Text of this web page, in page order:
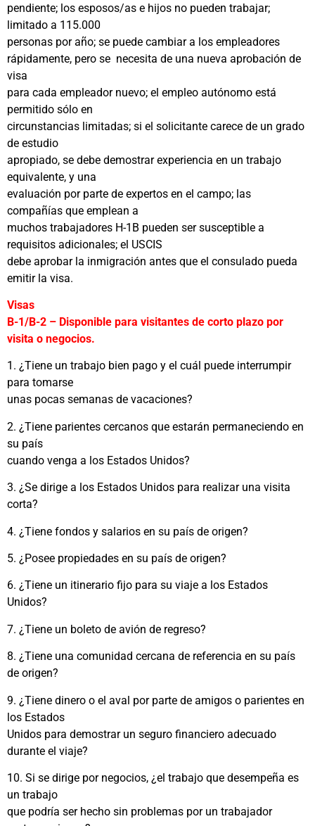
pendiente; los esposos/as e hijos no pueden trabajar;
limitado a 115.000
personas por año; se puede cambiar a los empleadores
rápidamente, pero se necesita de una nueva aprobación de
visa
para cada empleador nuevo; el empleo autónomo está
permitido sólo en
circunstancias limitadas; si el solicitante carece de un grado
de estudio
apropiado, se debe demostrar experiencia en un trabajo
equivalente, y una
evaluación por parte de expertos en el campo; las
compañías que emplean a
muchos trabajadores H-1B pueden ser susceptible a
requisitos adicionales; el USCIS
debe aprobar la inmigración antes que el consulado pueda
emitir la visa.
Visas
B-1/B-2 – Disponible para visitantes de corto plazo por
visita o negocios.
1. ¿Tiene un trabajo bien pago y el cuál puede interrumpir
para tomarse
unas pocas semanas de vacaciones?
2. ¿Tiene parientes cercanos que estarán permaneciendo en
su país
cuando venga a los Estados Unidos?
3. ¿Se dirige a los Estados Unidos para realizar una visita
corta?
4. ¿Tiene fondos y salarios en su país de origen?
5. ¿Posee propiedades en su país de origen?
6. ¿Tiene un itinerario fijo para su viaje a los Estados
Unidos?
7. ¿Tiene un boleto de avión de regreso?
8. ¿Tiene una comunidad cercana de referencia en su país
de origen?
9. ¿Tiene dinero o el aval por parte de amigos o parientes en
los Estados
Unidos para demostrar un seguro financiero adecuado
durante el viaje?
10. Si se dirige por negocios, ¿el trabajo que desempeña es
un trabajo
que podría ser hecho sin problemas por un trabajador